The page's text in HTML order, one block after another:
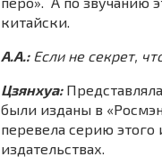
китайски.
А.А.: Если не секрет,
Цзянхуа:
были изданы в
перевела серию этого
издательствах.